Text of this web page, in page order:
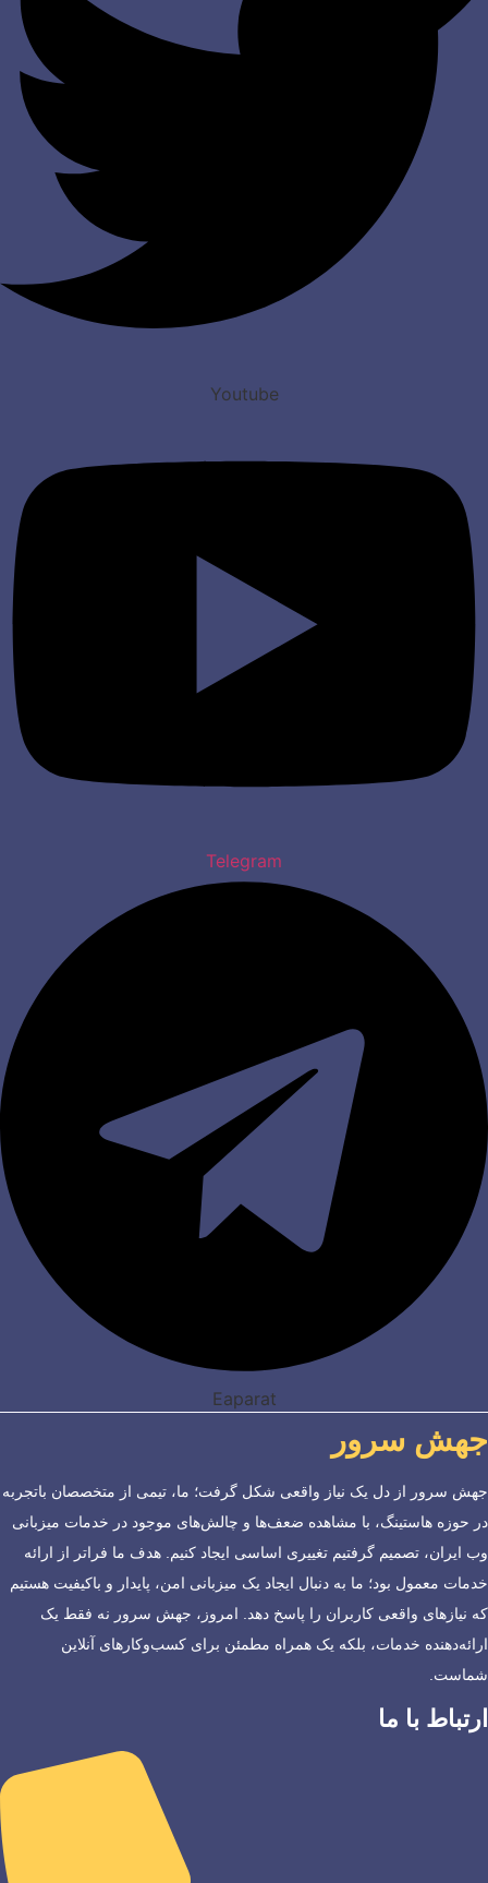
Youtube
Telegram
Eaparat
جهش سرور
جهش سرور از دل یک نیاز واقعی شکل گرفت؛ ما، تیمی از متخصصان باتجربه
در حوزه هاستینگ، با مشاهده ضعف‌ها و چالش‌های موجود در خدمات میزبانی
وب ایران، تصمیم گرفتیم تغییری اساسی ایجاد کنیم. هدف ما فراتر از ارائه
خدمات معمول بود؛ ما به دنبال ایجاد یک میزبانی امن، پایدار و باکیفیت هستیم
که نیازهای واقعی کاربران را پاسخ دهد. امروز، جهش سرور نه فقط یک
ارائه‌دهنده خدمات، بلکه یک همراه مطمئن برای کسب‌وکارهای آنلاین
شماست.
ارتباط با ما